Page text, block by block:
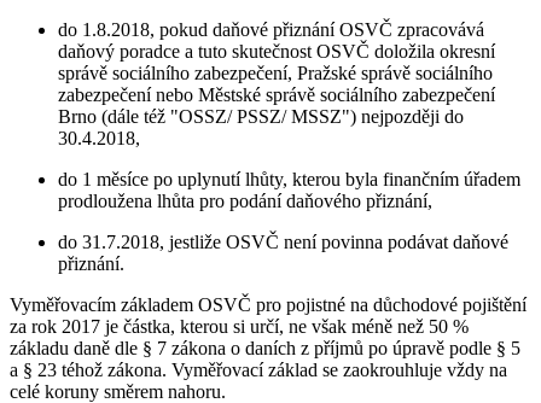
do 1.8.2018, pokud daňové přiznání OSVČ zpracovává
daňový poradce a tuto skutečnost OSVČ doložila okresní
správě sociálního zabezpečení, Pražské správě sociálního
zabezpečení nebo Městské správě sociálního zabezpečení
Brno (dále též "OSSZ/ PSSZ/ MSSZ") nejpozději do
30.4.2018,
do 1 měsíce po uplynutí lhůty, kterou byla finančním úřadem
prodloužena lhůta pro podání daňového přiznání,
do 31.7.2018, jestliže OSVČ není povinna podávat daňové
přiznání.
Vyměřovacím základem OSVČ pro pojistné na důchodové pojištění
za rok 2017 je částka, kterou si určí, ne však méně než 50 %
základu daně dle § 7 zákona o daních z příjmů po úpravě podle § 5
a § 23 téhož zákona. Vyměřovací základ se zaokrouhluje vždy na
celé koruny směrem nahoru.